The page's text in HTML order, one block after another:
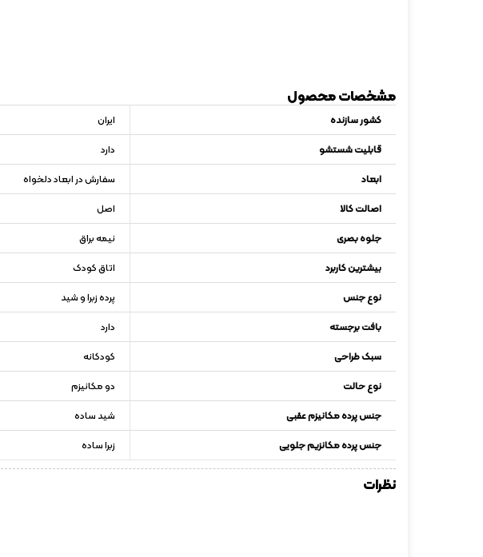
مشخصات محصول
کشور سازنده
ایران
قابلیت شستشو
دارد
ابعاد
سفارش در ابعاد دلخواه
اصالت کالا
اصل
جلوه بصری
نیمه براق
بیشترین کاربرد
اتاق کودک
نوع جنس
پرده زبرا و شید
بافت برجسته
دارد
سبک طراحی
کودکانه
نوع حالت
دو مکانیزم
جنس پرده مکانیزم عقبی
شید ساده
جنس پرده مکانزیم جلویی
زبرا ساده
نظرات